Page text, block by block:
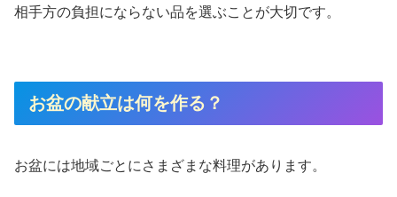
相手方の負担にならない品を選ぶことが大切です。
お盆の献立は何を作る？
お盆には地域ごとにさまざまな料理があります。